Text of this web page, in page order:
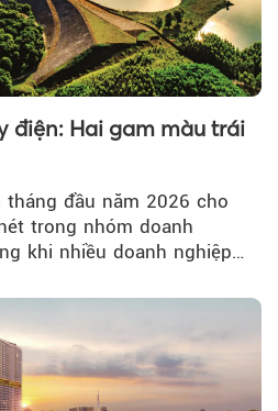
điện: Hai gam màu trái
đầu năm 2026 cho
trong nhóm doanh
khi nhiều doanh nghiệp